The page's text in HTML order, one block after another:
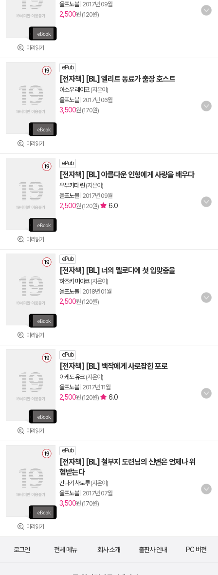
미리읽기
울프노블| 2017년 09월
2,500원 (120원)
미리읽기
ePub
[전자책] [BL] 엘리트 동료가 출장 호스트
아소우 레이코(지은이)
울프노블| 2017년 06월
3,500원 (170원)
미리읽기
ePub
[전자책] [BL] 아름다운 인형에게 사랑을 배우다
우부카타 린 (지은이)
울프노블| 2017년 09월
2,500원 (120원) 6.0
미리읽기
ePub
[전자책] [BL] 너의 멜로디에 첫 입맞춤을
하즈키 미야코(지은이)
울프노블| 2018년 01월
2,500원 (120원)
미리읽기
ePub
[전자책] [BL] 백작에게 사로잡힌 포로
이케도 유코(지은이)
울프노블| 2017년 11월
2,500원 (120원) 6.0
미리읽기
ePub
[전자책] [BL] 철부지 도련님의 신변은 언제나 위
협받는다
칸나기 사토루(지은이)
울프노블| 2017년 07월
3,500원 (170원)
로그인 전체 메뉴 회사 소개 출판사 안내 PC 버전